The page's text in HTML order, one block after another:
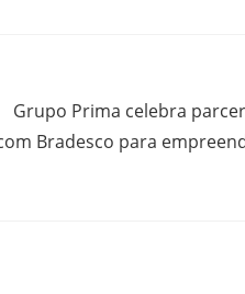
Grupo Prima celebra
Bradesco para